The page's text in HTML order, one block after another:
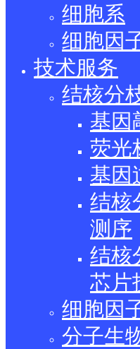
细胞系
细胞因
技术服务
结核分
基因
荧光
基因
结核
测序
结核
芯片
细胞因
分子生